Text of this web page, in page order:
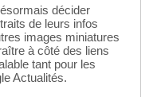
décider
de leurs infos
images miniatures
à côté des liens
tant pour les
Actualités.